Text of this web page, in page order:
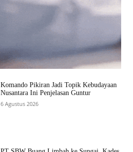
Komando Pikiran Jadi Topik Kebudayaan
Nusantara Ini Penjelasan Guntur
6 Agustus 2026